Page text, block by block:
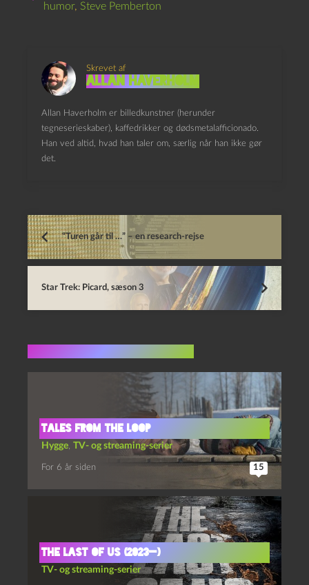
humor, Steve Pemberton
Skrevet af
Allan Haverholm
Allan Haverholm er billedkunstner (herunder
tegneserieskaber), kaffedrikker og dødsmetalafficionado.
Han ved altid, hvad han taler om, særlig når han ikke gør
det.
“Turen går til …” – en research-rejse
Star Trek: Picard, sæson 3
Tales from the Loop
Hygge, TV- og streaming-serier
For 6 år siden 15
The last of us (2023—)
TV- og streaming-serier